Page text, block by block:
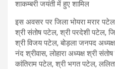
इस अवसर पर जिला भोयरा मरार
श्री संतोष पटेल, श्री परदेशी पटेल,
श्री विजय पटेल, बोड़ला जनपद अध्यक्ष
नंद श्रीवास, लोहारा अध्यक्ष श्री
कांतिराम पटेल, श्री भगत पटेल,